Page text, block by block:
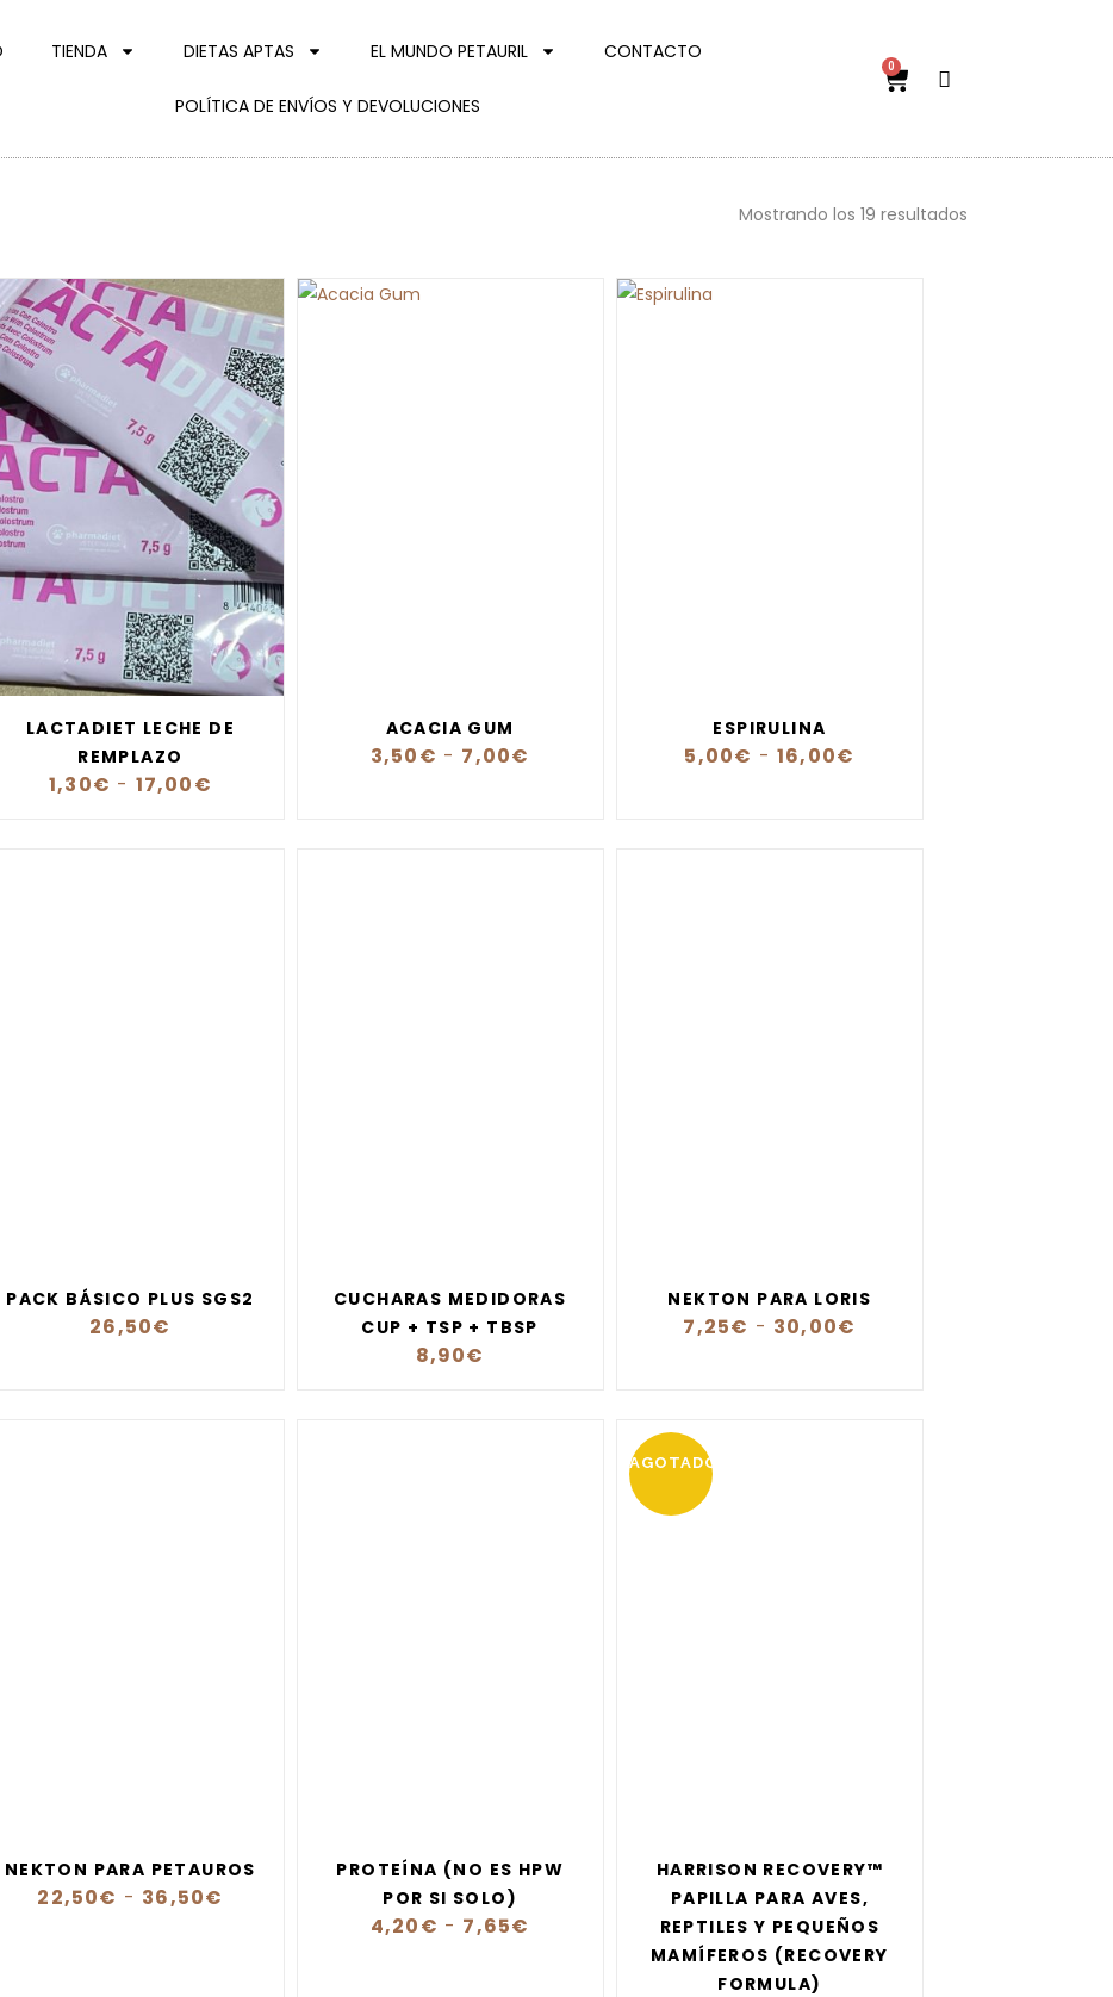
TIENDA DIETAS APTAS EL MUNDO PETAURIL CONTACTO
POLÍTICA DE ENVÍOS Y DEVOLUCIONES
0
Mostrando los 19 resultados
LACTADIET LECHE DE
REMPLAZO
1,30€ - 17,00€
ACACIA GUM
3,50€ - 7,00€
ESPIRULINA
5,00€ - 16,00€
PACK BÁSICO PLUS SGS2
26,50€
CUCHARAS MEDIDORAS
CUP + TSP + TBSP
8,90€
NEKTON PARA LORIS
7,25€ - 30,00€
NEKTON PARA PETAUROS
22,50€ - 36,50€
PROTEÍNA (NO ES HPW
POR SI SOLO)
4,20€ - 7,65€
AGOTADO
HARRISON RECOVERY™
PAPILLA PARA AVES,
REPTILES Y PEQUEÑOS
MAMÍFEROS (RECOVERY
FORMULA)